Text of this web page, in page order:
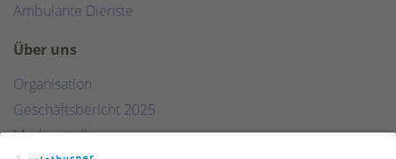
Ambulante Dienste
Über uns
Organisation
Geschäftsbericht 2025
Medienstelle